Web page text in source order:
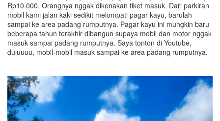
Rp10.000. Orangnya nggak dikenakan tiket masuk. Dari parkiran
mobil kami jalan kaki sedikit melompati pagar kayu, barulah
sampai ke area padang rumputnya. Pagar kayu ini mungkin baru
beberapa tahun terakhir dibangun supaya mobil dan motor nggak
masuk sampai padang rumputnya. Saya tonton di Youtube,
duluuuu, mobil-mobil masuk sampai ke area padang rumputnya.